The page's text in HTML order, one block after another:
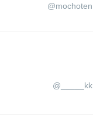
@mochoten
@_____kk